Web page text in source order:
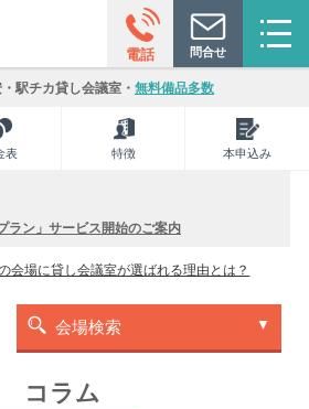
電話 問合せ
駅チカ貸し会議室・ 無料備品多数
表 特徴 本申込み
ラン」サービス開始のご案内
会場に貸し会議室が選ばれる理由とは？
会場検索
コラム